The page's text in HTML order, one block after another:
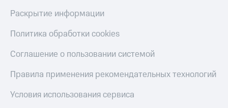
Раскрытие информации
Политика обработки cookies
Соглашение о пользовании системой
Правила применения рекомендательных технологий
Условия использования сервиса